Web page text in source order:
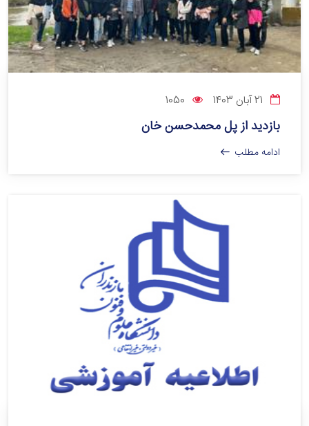
بازدید از پل محمدحسن خان
ادامه مطلب